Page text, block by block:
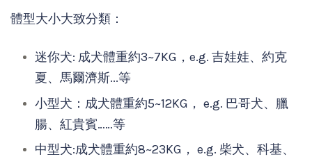
體型大小大致分類：
迷你犬: 成犬體重約3~7KG，e.g. 吉娃娃、約克
夏、馬爾濟斯...等
小型犬：成犬體重約5~12KG， e.g. 巴哥犬、臘
腸、紅貴賓……等
中型犬:成犬體重約8~23KG， e.g. 柴犬、科基、